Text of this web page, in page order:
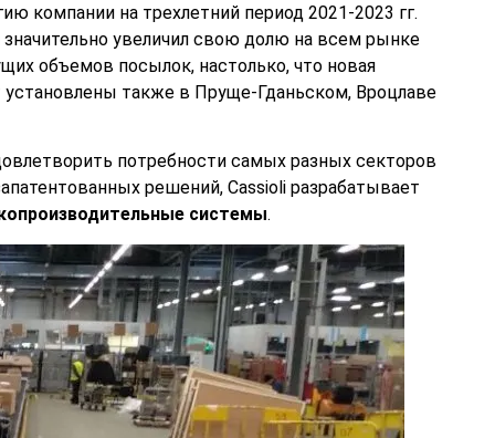
компании на трехлетний период 2021-2023 гг.
увеличил свою долю на всем рынке
объемов посылок, настолько, что новая
установлены также в Пруще-Гданьском, Вроцлаве
потребности самых разных секторов
решений, Cassioli разрабатывает
системы.